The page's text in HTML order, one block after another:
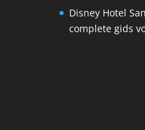
Disney Hotel
complete gids